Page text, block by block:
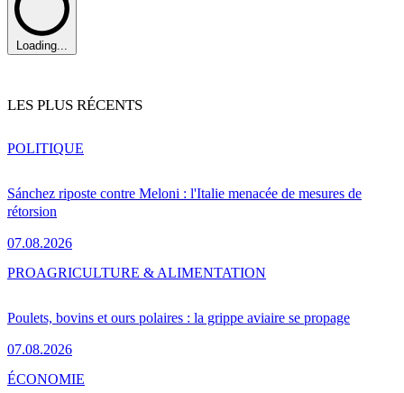
Loading...
LES PLUS RÉCENTS
Sánchez riposte contre Meloni : l'Italie menacée de mesures de
rétorsion
07.08.2026
POLITIQUE
Poulets, bovins et ours polaires : la grippe aviaire se propage
07.08.2026
PROAGRICULTURE & ALIMENTATION
ÉCONOMIE